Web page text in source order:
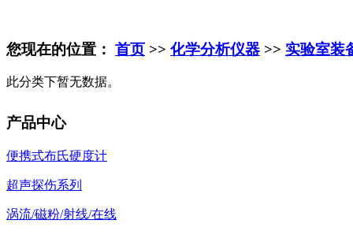
您现在的位置： 首页 >> 化学分析仪器 >> 实验室装
此分类下暂无数据。
产品中心
便携式布氏硬度计
超声探伤系列
涡流/磁粉/射线/在线